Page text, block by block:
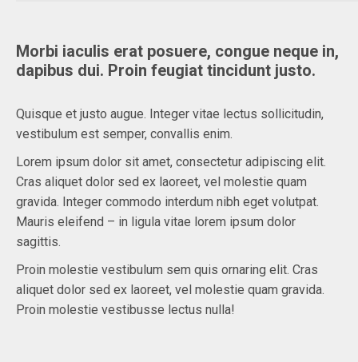
Morbi iaculis erat posuere, congue neque in,
dapibus dui. Proin feugiat tincidunt justo.
Quisque et justo augue. Integer vitae lectus sollicitudin,
vestibulum est semper, convallis enim.
Lorem ipsum dolor sit amet, consectetur adipiscing elit.
Cras aliquet dolor sed ex laoreet, vel molestie quam
gravida. Integer commodo interdum nibh eget volutpat.
Mauris eleifend – in ligula vitae lorem ipsum dolor
sagittis.
Proin molestie vestibulum sem quis ornaring elit. Cras
aliquet dolor sed ex laoreet, vel molestie quam gravida.
Proin molestie vestibusse lectus nulla!